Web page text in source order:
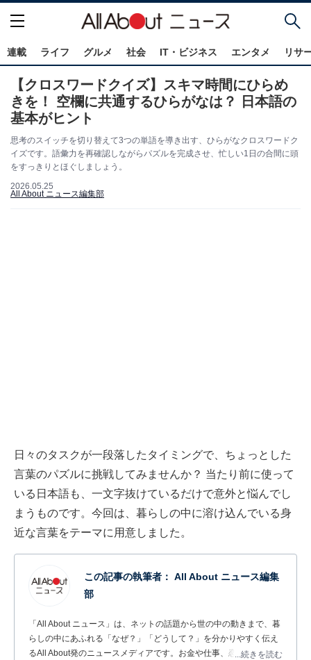
連載 ライフ グルメ 社会 IT・ビジネス エンタメ リサ
【クロスワードクイズ】スキマ時間にひらめ
きを！ 空欄に共通するひらがなは？ 日本語の
基本がヒント
思考のスイッチを切り替えて3つの単語を導き出す、ひらがなクロスワードク
イズです。語彙力を再確認しながらパズルを完成させ、忙しい1日の合間に頭
をすっきりとほぐしましょう。
2026.05.25
All About ニュース編集部
日々のタスクが一段落したタイミングで、ちょっとした
言葉のパズルに挑戦してみませんか？ 当たり前に使って
いる日本語も、一文字抜けているだけで意外と悩んでし
まうものです。今回は、暮らしの中に溶け込んでいる身
近な言葉をテーマに用意しました。
この記事の執筆者： All About ニュース編集
部
「All About ニュース」は、ネットの話題から世の中の動きまで、暮
らしの中にあふれる「なぜ？」「どうして？」を分かりやすく伝え
るAll About発のニュースメディアです。お金や仕事、恋愛、ITに関
...続きを読む